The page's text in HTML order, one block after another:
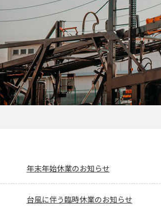
年末年始休業のお知らせ
台風に伴う臨時休業のお知らせ